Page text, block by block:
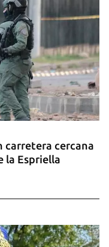
carretera cercana
la Espriella